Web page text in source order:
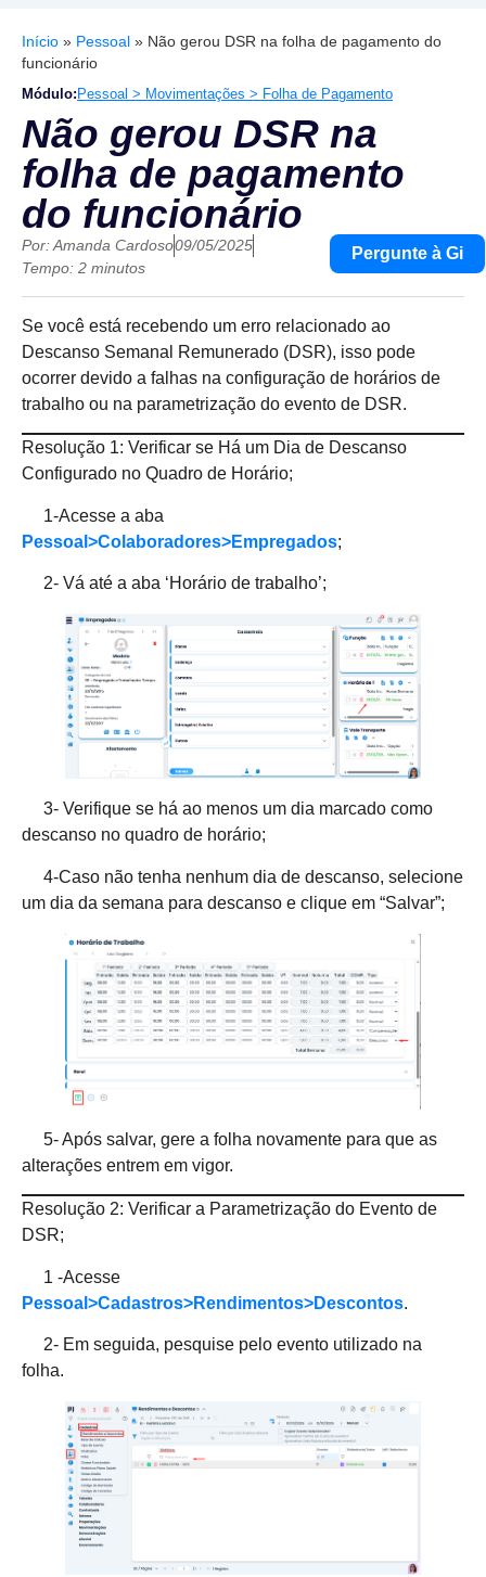
Início » Pessoal » Não gerou DSR na folha de pagamento do
funcionário
Módulo: Pessoal > Movimentações > Folha de Pagamento
Não gerou DSR na
folha de pagamento
do funcionário
Por:Amanda Cardoso09/05/2025
Tempo: 2 minutos
Pergunte à Gi
Se você está recebendo um erro relacionado ao
Descanso Semanal Remunerado (DSR), isso pode
ocorrer devido a falhas na configuração de horários de
trabalho ou na parametrização do evento de DSR.
Resolução 1: Verificar se Há um Dia de Descanso
Configurado no Quadro de Horário;
1-Acesse a aba
Pessoal>Colaboradores>Empregados;
2- Vá até a aba ‘Horário de trabalho’;
3- Verifique se há ao menos um dia marcado como
descanso no quadro de horário;
4-Caso não tenha nenhum dia de descanso, selecione
um dia da semana para descanso e clique em “Salvar”;
5- Após salvar, gere a folha novamente para que as
alterações entrem em vigor.
Resolução 2: Verificar a Parametrização do Evento de
DSR;
1 -Acesse
Pessoal>Cadastros>Rendimentos>Descontos.
2- Em seguida, pesquise pelo evento utilizado na
folha.